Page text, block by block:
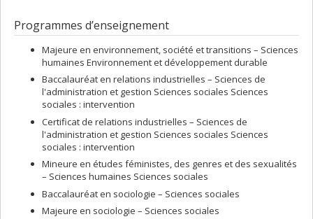
Programmes d’enseignement
Majeure en environnement, société et transitions – Sciences
humaines Environnement et développement durable
Baccalauréat en relations industrielles – Sciences de
l'administration et gestion Sciences sociales Sciences
sociales : intervention
Certificat de relations industrielles – Sciences de
l'administration et gestion Sciences sociales Sciences
sociales : intervention
Mineure en études féministes, des genres et des sexualités
– Sciences humaines Sciences sociales
Baccalauréat en sociologie – Sciences sociales
Majeure en sociologie – Sciences sociales